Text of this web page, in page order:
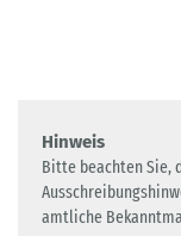
Hinweis
Bitte beachten Sie,
amtliche